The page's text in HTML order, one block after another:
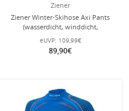
Ziener
Ziener Winter-Skihose Axi Pants
(wasserdicht, winddicht,
Schneefang) schwarz Kinder
eUVP: 109,99€
89,90€